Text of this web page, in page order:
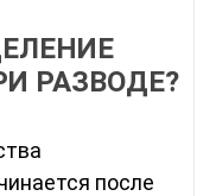
РАЗВОДЕ?
после